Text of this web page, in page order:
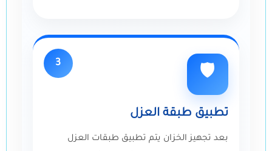
3
🛡️
تطبيق طبقة العزل
بعد تجهيز الخزان يتم تطبيق طبقات العزل